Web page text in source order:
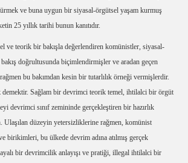
ve buna uygun bir siyasal-örgütsel yaşam kurmuş
25 yıllık tarihi bunun kanıtıdır.
ve teorik bir bakışla değerlendiren komünistler, siyasal-
doğrultusunda biçimlendirmişler ve aradan geçen
bu bakımdan kesin bir tutarlılık örneği vermişlerdir.
demektir. Sağlam bir devrimci teorik temel, ihtilalci bir örgüt
devrimci sınıf zemininde gerçekleştiren bir hazırlık
Ulaşılan düzeyin yetersizliklerine rağmen, komünist
birikimleri, bu ülkede devrim adına atılmış gerçek
bir devrimcilik anlayışı ve pratiği, illegal ihtilalci bir